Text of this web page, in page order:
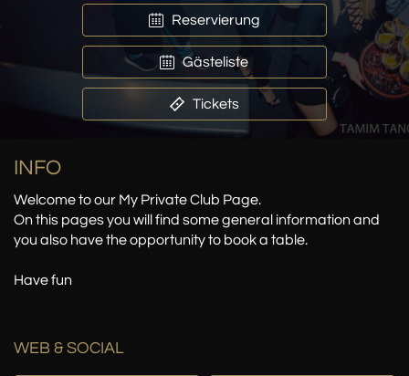
Reservierung
Gästeliste
Tickets
INFO
Welcome to our My Private Club Page.
On this pages you will find some general information and
you also have the opportunity to book a table.
Have fun
WEB & SOCIAL